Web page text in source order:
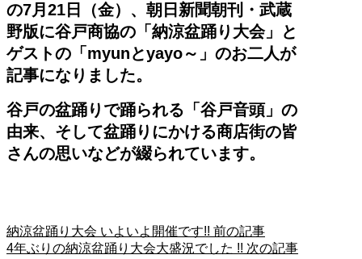
の7月21日（金）、朝日新聞朝刊・武蔵
野版に谷戸商協の「納涼盆踊り大会」と
ゲストの「myunとyayo～」のお二人が
記事になりました。
谷戸の盆踊りで踊られる「谷戸音頭」の
由来、そして盆踊りにかける商店街の皆
さんの思いなどが綴られています。
納涼盆踊り大会 いよいよ開催です!! 前の記事
4年ぶりの納涼盆踊り大会大盛況でした !! 次の記事